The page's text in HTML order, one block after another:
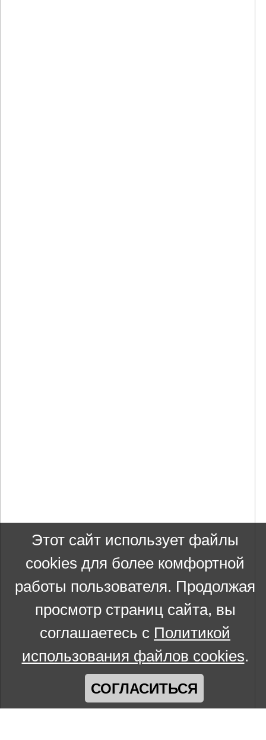
Этот сайт использует файлы
cookies для более комфортной
работы пользователя. Продолжая
просмотр страниц сайта, вы
соглашаетесь с Политикой
использования файлов cookies.
СОГЛАСИТЬСЯ